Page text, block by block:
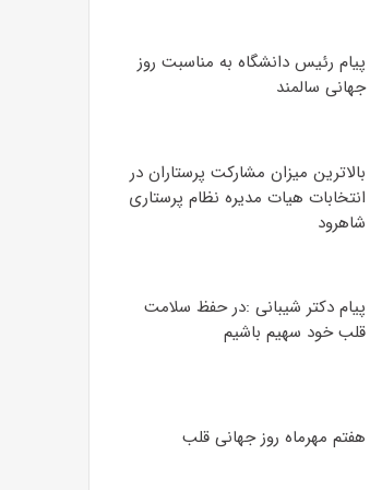
پیام رئیس دانشگاه به مناسبت روز
جهانی سالمند
بالاترین میزان مشارکت پرستاران در
انتخابات هیات مدیره نظام پرستاری
شاهرود
پیام دکتر شیبانی :در حفظ سلامت
قلب خود سهیم باشیم
هفتم مهرماه روز جهانی قلب